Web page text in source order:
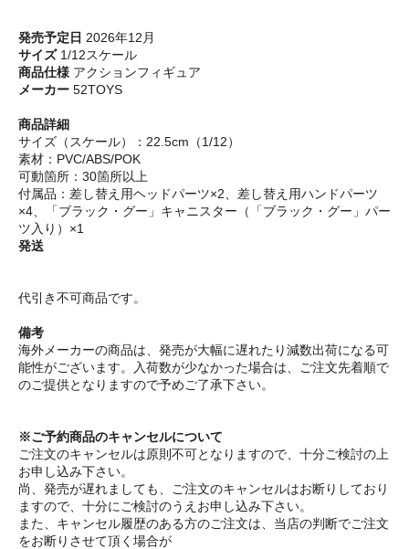
発売予定日 2026年12月
サイズ1/12スケール
商品仕様 アクションフィギュア
メーカー 52TOYS
商品詳細
サイズ（スケール）：22.5cm（1/12）
素材：PVC/ABS/POK
可動箇所：30箇所以上
付属品：差し替え用ヘッドパーツ×2、差し替え用ハンドパーツ
×4、「ブラック・グー」キャニスター（「ブラック・グー」パー
ツ入り）×1
発送
代引き不可商品です。
備考
海外メーカーの商品は、発売が大幅に遅れたり減数出荷になる可
能性がございます。入荷数が少なかった場合は、ご注文先着順で
のご提供となりますので予めご了承下さい。
※ご予約商品のキャンセルについて
ご注文のキャンセルは原則不可となりますので、十分ご検討の上
お申し込み下さい。
尚、発売が遅れましても、ご注文のキャンセルはお断りしており
ますので、十分にご検討のうえお申し込み下さい。
また、キャンセル履歴のある方のご注文は、当店の判断でご注文
をお断りさせて頂く場合が